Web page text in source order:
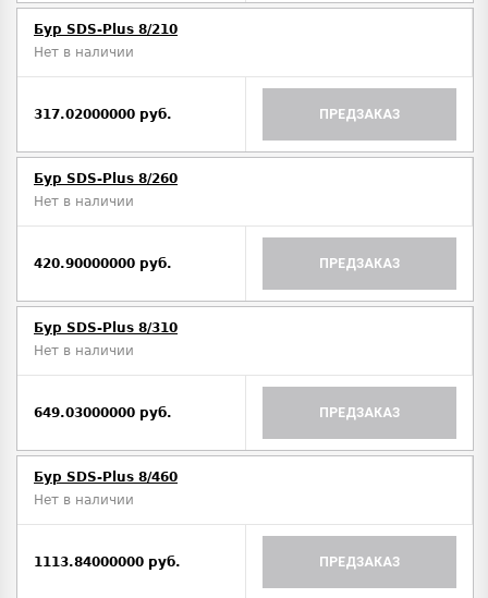
Бур SDS-Plus 8/210
Нет в наличии
317.02000000 руб. ПРЕДЗАКАЗ
Бур SDS-Plus 8/260
Нет в наличии
420.90000000 руб. ПРЕДЗАКАЗ
Бур SDS-Plus 8/310
Нет в наличии
649.03000000 руб. ПРЕДЗАКАЗ
Бур SDS-Plus 8/460
Нет в наличии
1113.84000000 руб. ПРЕДЗАКАЗ